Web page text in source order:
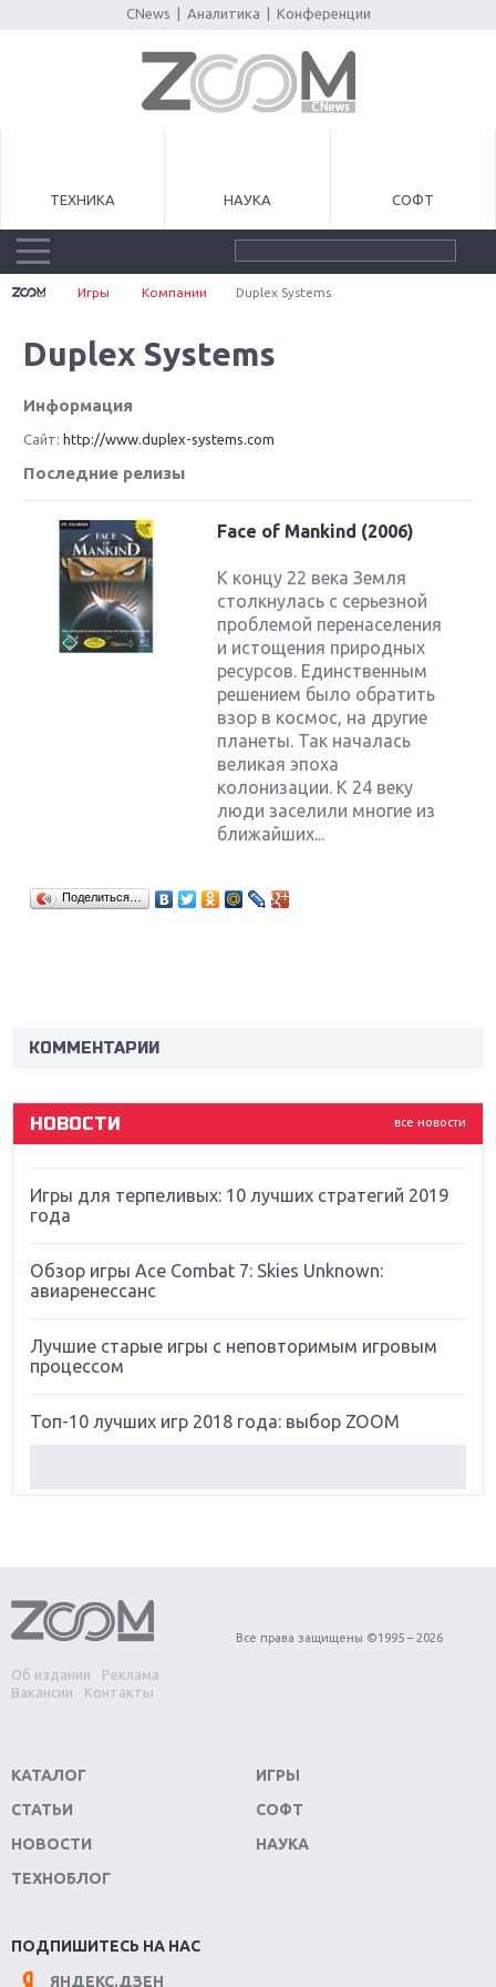
CNews Аналитика Конференции
ТЕХНИКА НАУКА СОФТ
Игры Компании Duplex Systems
Duplex Systems
Информация
Сайт: http://www.duplex-systems.com
Последние релизы
Face of Mankind (2006)
К концу 22 века Земля
столкнулась с серьезной
проблемой перенаселения
и истощения природных
ресурсов. Единственным
решением было обратить
взор в космос, на другие
планеты. Так началась
великая эпоха
колонизации. К 24 веку
люди заселили многие из
ближайших...
Поделиться…
КОММЕНТАРИИ
все новости
НОВОСТИ
Far Cry 5: хвалить нельзя ругать
Игры для терпеливых: 10 лучших стратегий 2019
года
Обзор игры Ace Combat 7: Skies Unknown:
авиаренессанс
Лучшие старые игры с неповторимым игровым
процессом
Топ-10 лучших игр 2018 года: выбор ZOOM
Обзор игры Forza Horizon 4: вершина эволюции
Две важных новинки для консолей: Spider-Man и
Divinity Original Sin 2
Switch
Обзор игры The Crew 2: покорение Америки
Важнейшие анонсы E3 2018
Крупнейшие релизы мая: Nintendo, Microsoft и
Об издании
Реклама
Вакансии
Контакты
Все права защищены ©1995 – 2026
КАТАЛОГ
СТАТЬИ
НОВОСТИ
ТЕХНОБЛОГ
ИГРЫ
СОФТ
НАУКА
ПОДПИШИТЕСЬ НА НАС
ЯНДЕКС.ДЗЕН